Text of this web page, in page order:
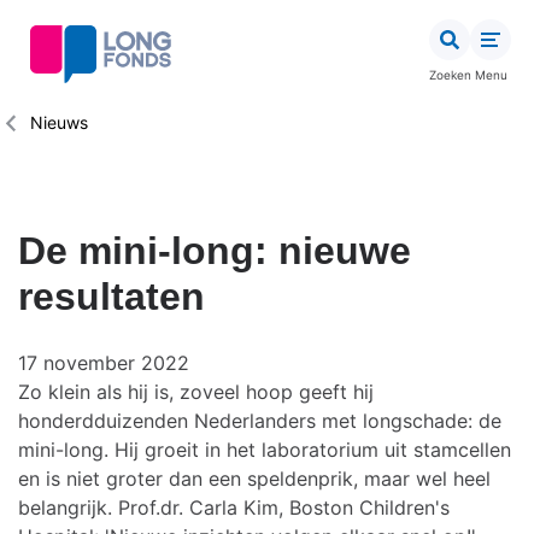
inhoud
Zoeken Menu
Kruimelpad
Nieuws
De mini-long: nieuwe
resultaten
17 november 2022
Zo klein als hij is, zoveel hoop geeft hij
honderdduizenden Nederlanders met longschade: de
mini-long. Hij groeit in het laboratorium uit stamcellen
en is niet groter dan een speldenprik, maar wel heel
belangrijk. Prof.dr. Carla Kim, Boston Children's